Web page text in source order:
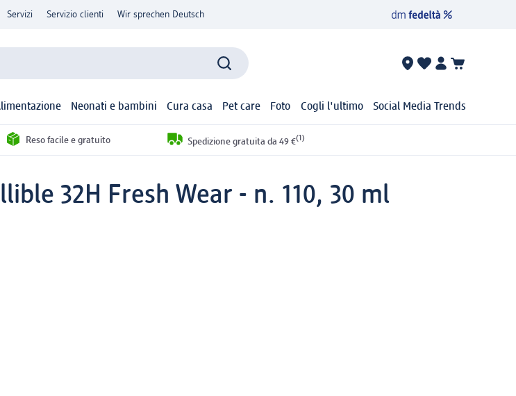
Servizi Servizio clienti Wir sprechen Deutsch
Neonati e bambini Cura casa Pet care Foto Cogli l'ultimo Social Media Trends
Reso facile e gratuito Spedizione gratuita da 49 €(1)
32H Fresh Wear - n. 110, 30 ml